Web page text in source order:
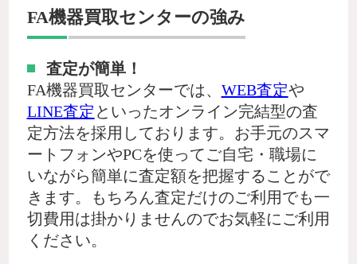
FA機器買取センターの強み
査定が簡単！
FA機器買取センターでは、 WEB査定や
LINE査定 といったオンライン完結型の査
定方法を採用しております。お手元のスマ
ートフォンやPCを使ってご自宅・職場に
いながら簡単に査定額を把握することがで
きます。もちろん査定だけのご利用でも一
切費用は掛かりませんのでお気軽にご利用
ください。